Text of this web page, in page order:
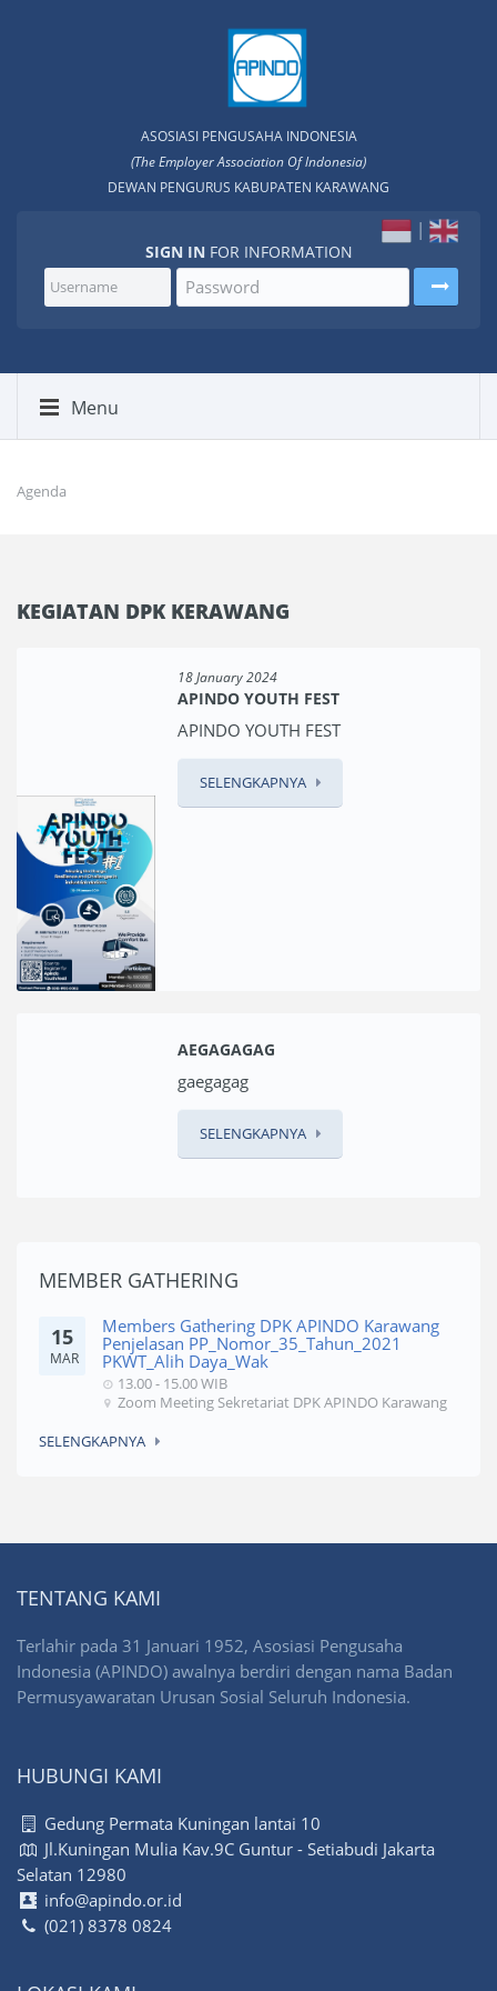
ASOSIASI PENGUSAHA INDONESIA
(The Employer Association Of lndonesia)
DEWAN PENGURUS KABUPATEN KARAWANG
|
SIGN IN FOR INFORMATION
Menu
Agenda
KEGIATAN DPK KERAWANG
18 January 2024
APINDO YOUTH FEST
APINDO YOUTH FEST
SELENGKAPNYA
AEGAGAGAG
gaegagag
SELENGKAPNYA
MEMBER GATHERING
15
MAR
Members Gathering DPK APINDO Karawang
Penjelasan PP_Nomor_35_Tahun_2021
PKWT_Alih Daya_Wak
13.00 - 15.00 WIB
Zoom Meeting Sekretariat DPK APINDO Karawang
SELENGKAPNYA
TENTANG KAMI
Terlahir pada 31 Januari 1952, Asosiasi Pengusaha
Indonesia (APINDO) awalnya berdiri dengan nama Badan
Permusyawaratan Urusan Sosial Seluruh Indonesia.
HUBUNGI KAMI
Gedung Permata Kuningan lantai 10
Jl.Kuningan Mulia Kav.9C Guntur - Setiabudi Jakarta
Selatan 12980
info@apindo.or.id
(021) 8378 0824